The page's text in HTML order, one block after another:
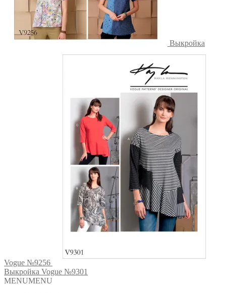
Выкройка
Vogue №9256
Выкройка Vogue №9301
MENUMENU